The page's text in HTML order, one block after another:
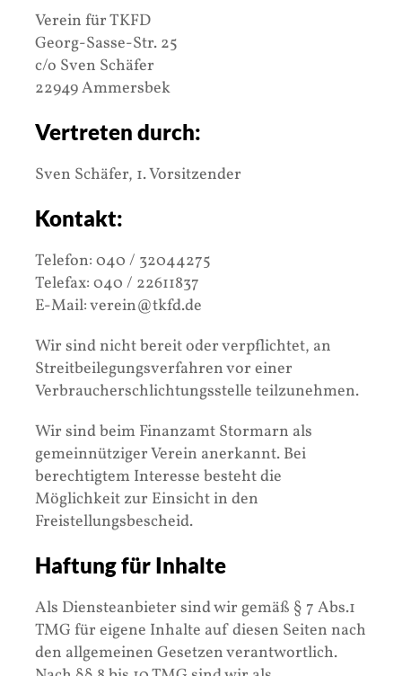
Verein für TKFD
Georg-Sasse-Str. 25
c/o Sven Schäfer
22949 Ammersbek
Vertreten durch:
Sven Schäfer, 1. Vorsitzender
Kontakt:
Telefon: 040 / 32044275
Telefax: 040 / 22611837
E-Mail: verein@tkfd.de
Wir sind nicht bereit oder verpflichtet, an
Streitbeilegungsverfahren vor einer
Verbraucherschlichtungsstelle teilzunehmen.
Wir sind beim Finanzamt Stormarn als
gemeinnütziger Verein anerkannt. Bei
berechtigtem Interesse besteht die
Möglichkeit zur Einsicht in den
Freistellungsbescheid.
Haftung für Inhalte
Als Diensteanbieter sind wir gemäß § 7 Abs.1
TMG für eigene Inhalte auf diesen Seiten nach
den allgemeinen Gesetzen verantwortlich.